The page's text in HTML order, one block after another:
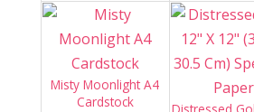
Misty Moonlight A4
Cardstock